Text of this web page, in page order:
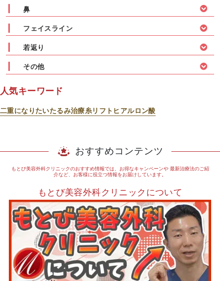
鼻
フェイスライン
若返り
その他
人気キーワード
二重になりたいたるみ治療糸リフト ヒアルロン酸
おすすめコンテンツ
もとび美容外科クリニックのおすすめ情報では、お得なキャンペーンや最新治療法のご紹
介など、お客様に役立つ情報をお届けしています。
もとび美容外科クリニックについて